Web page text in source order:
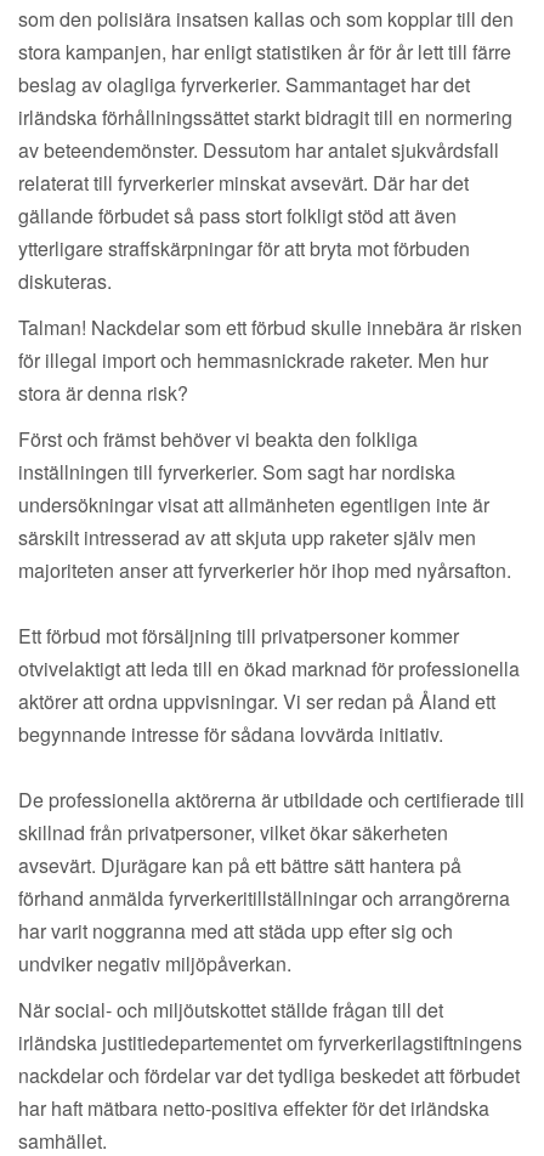
som den polisiära insatsen kallas och som kopplar till den
stora kampanjen, har enligt statistiken år för år lett till färre
beslag av olagliga fyrverkerier. Sammantaget har det
irländska förhållningssättet starkt bidragit till en normering
av beteendemönster. Dessutom har antalet sjukvårdsfall
relaterat till fyrverkerier minskat avsevärt. Där har det
gällande förbudet så pass stort folkligt stöd att även
ytterligare straffskärpningar för att bryta mot förbuden
diskuteras.
Talman! Nackdelar som ett förbud skulle innebära är risken
för illegal import och hemmasnickrade raketer. Men hur
stora är denna risk?
Först och främst behöver vi beakta den folkliga
inställningen till fyrverkerier. Som sagt har nordiska
undersökningar visat att allmänheten egentligen inte är
särskilt intresserad av att skjuta upp raketer själv men
majoriteten anser att fyrverkerier hör ihop med nyårsafton.
Ett förbud mot försäljning till privatpersoner kommer
otvivelaktigt att leda till en ökad marknad för professionella
aktörer att ordna uppvisningar. Vi ser redan på Åland ett
begynnande intresse för sådana lovvärda initiativ.
De professionella aktörerna är utbildade och certifierade till
skillnad från privatpersoner, vilket ökar säkerheten
avsevärt. Djurägare kan på ett bättre sätt hantera på
förhand anmälda fyrverkeritillställningar och arrangörerna
har varit noggranna med att städa upp efter sig och
undviker negativ miljöpåverkan.
När social- och miljöutskottet ställde frågan till det
irländska justitiedepartementet om fyrverkerilagstiftningens
nackdelar och fördelar var det tydliga beskedet att förbudet
har haft mätbara netto-positiva effekter för det irländska
samhället.